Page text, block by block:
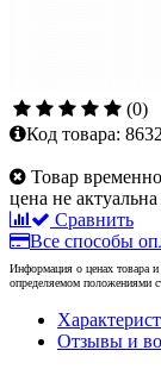
(0)
Код товара:
Товар
цена не актуальна
Сравнить
Все способы
Информация о ценах товара и
определяемом положениями
Отзывы и